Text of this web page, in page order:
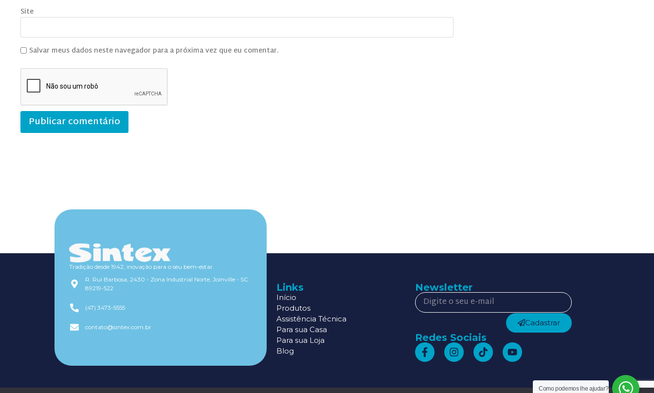
Site
Salvar meus dados neste navegador para a próxima vez que eu comentar.
Tradição desde 1942, inovação para o seu bem-estar.
R. Rui Barbosa, 2430 - Zona Industrial Norte, Joinville - SC
89219-522
(47) 3473-5555
contato@sintex.com.br
Links
Início
Produtos
Assistência Técnica
Para sua Casa
Para sua Loja
Blog
Newsletter
Cadastrar
Redes Sociais
Como podemos lhe ajudar?